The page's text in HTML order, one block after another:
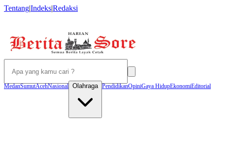
Tentang|Indeks|Redaksi
MedanSumutAcehNasional Olahraga PendidikanOpiniGaya HidupEkonomiEditorial